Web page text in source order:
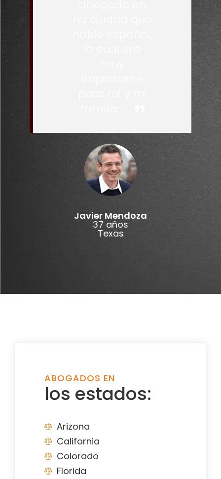
Javier Mendoza
37 años
Texas
ABOGADOS EN
los estados:
Arizona
California
Colorado
Florida